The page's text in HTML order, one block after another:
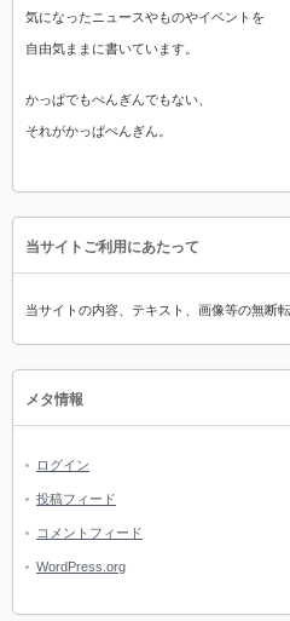
気になったニュースやものやイベントを
自由気ままに書いています。
かっぱでもぺんぎんでもない、
それがかっぱぺんぎん。
当サイトご利用にあたって
当サイトの内容、テキスト、画像等の無断
メタ情報
ログイン
投稿フィード
コメントフィード
WordPress.org